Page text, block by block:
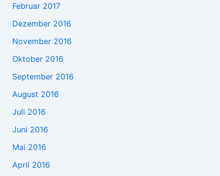
Februar 2017
Dezember 2016
November 2016
Oktober 2016
September 2016
August 2016
Juli 2016
Juni 2016
Mai 2016
April 2016